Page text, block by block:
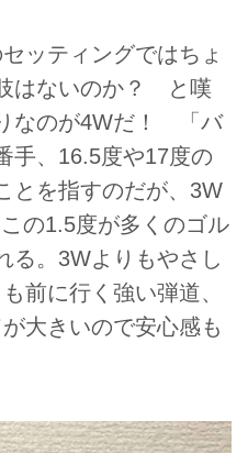
ッティングではちょ
はないのか？ と嘆
なのが4Wだ！ 「バ
手、16.5度や17度の
とを指すのだが、3W
の1.5度が多くのゴル
る。3Wよりもやさし
前に行く強い弾道、
大きいので安心感も